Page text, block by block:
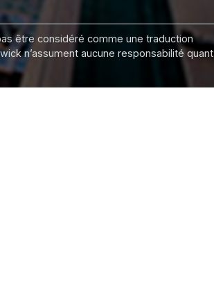
être considéré comme une traduction
n’assument aucune responsabilité quant